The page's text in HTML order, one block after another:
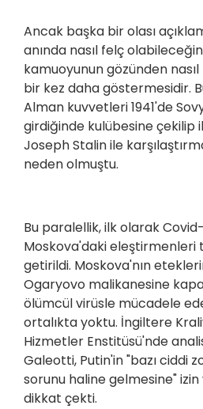
Ancak başka bir olası
anında nasıl felç
kamuoyunun gözünden
bir kez daha göstermesidir.
Alman kuvvetleri 1941'de
girdiğinde kulübesine çekilip
Joseph Stalin ile
neden olmuştu.
Bu paralellik, ilk olarak Covid-
Moskova'daki eleştirmenleri
getirildi. Moskova'nın
Ogaryovo malikanesine
ölümcül virüsle mücadele
ortalıkta yoktu. İngiltere
Hizmetler Enstitüsü'nde
Galeotti, Putin'in "bazı ciddi
sorunu haline gelmesine"
dikkat çekti.